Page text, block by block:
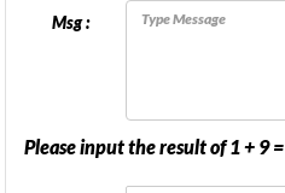
Msg :
Please input the result of 1 + 9 =